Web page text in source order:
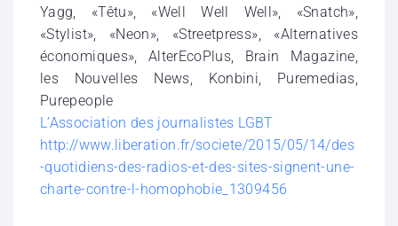
Yagg, «Têtu», «Well Well Well», «Snatch»,
«Stylist», «Neon», «Streetpress», «Alternatives
économiques», AlterEcoPlus, Brain Magazine,
les Nouvelles News, Konbini, Puremedias,
Purepeople
L’Association des journalistes LGBT
http://www.liberation.fr/societe/2015/05/14/des
-quotidiens-des-radios-et-des-sites-signent-une-
charte-contre-l-homophobie_1309456